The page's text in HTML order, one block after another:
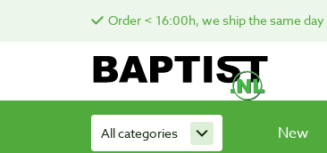
Order < 16:00h, we ship the same day
All categories New